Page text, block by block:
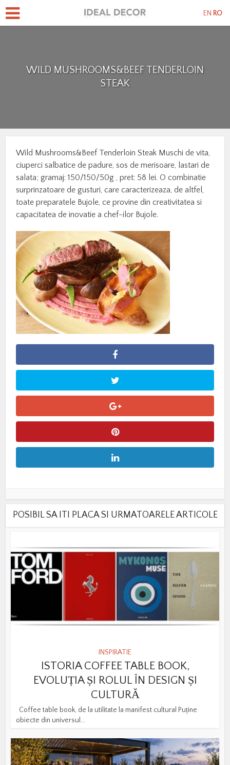
WILD MUSHROOMS&BEEF TENDERLOIN
STEAK
Wild Mushrooms&Beef Tenderloin Steak Muschi de vita,
ciuperci salbatice de padure, sos de merisoare, lastari de
salata; gramaj: 150/150/50g , pret: 58 lei. O combinatie
surprinzatoare de gusturi, care caracterizeaza, de altfel,
toate preparatele Bujole, ce provine din creativitatea si
capacitatea de inovatie a chef-ilor Bujole.
POSIBIL SA ITI PLACA SI URMATOARELE ARTICOLE
INSPIRATIE
ISTORIA COFFEE TABLE BOOK,
EVOLUȚIA ȘI ROLUL ÎN DESIGN ȘI
CULTURĂ
Coffee table book, de la utilitate la manifest cultural Puține
obiecte din universul...
EN RO